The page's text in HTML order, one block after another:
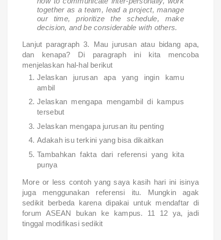
together as a team, lead a project, manage
our time, prioritize the schedule, make
decision, and be considerable with others.
Lanjut paragraph 3. Mau jurusan atau bidang apa,
dan kenapa? Di paragraph ini kita mencoba
menjelaskan hal-hal berikut
Jelaskan jurusan apa yang ingin kamu
ambil
Jelaskan mengapa mengambil di kampus
tersebut
Jelaskan mengapa jurusan itu penting
Adakah isu terkini yang bisa dikaitkan
Tambahkan fakta dari referensi yang kita
punya
More or less contoh yang saya kasih hari ini isinya
juga menggunakan referensi itu. Mungkin agak
sedikit berbeda karena dipakai untuk mendaftar di
forum ASEAN bukan ke kampus. 11 12 ya, jadi
tinggal modifikasi sedikit